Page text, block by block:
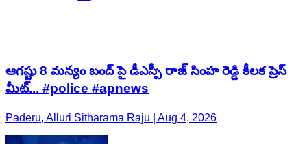
ఆగష్టు 8 మన్యం బంద్ పై డీఎస్పీ రాజ్ సింహ రెడ్డి కీలక ప్రెస్
మీట్... #police #apnews
Paderu, Alluri Sitharama Raju | Aug 4, 2026